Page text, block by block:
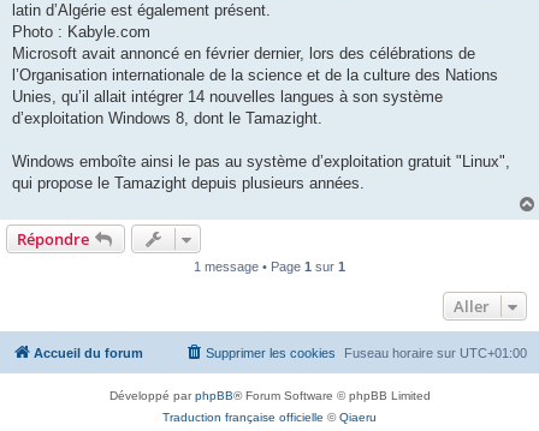
latin d’Algérie est également présent.
Photo : Kabyle.com
Microsoft avait annoncé en février dernier, lors des célébrations de
l’Organisation internationale de la science et de la culture des Nations
Unies, qu’il allait intégrer 14 nouvelles langues à son système
d’exploitation Windows 8, dont le Tamazight.
Windows emboîte ainsi le pas au système d’exploitation gratuit "Linux",
qui propose le Tamazight depuis plusieurs années.
Répondre
1 message • Page 1 sur 1
Aller
Accueil du forum Fuseau horaire sur UTC+01:00
Supprimer les cookies
Développé parphpBB® Forum Software © phpBB Limited
Traduction française officielle ©Qiaeru